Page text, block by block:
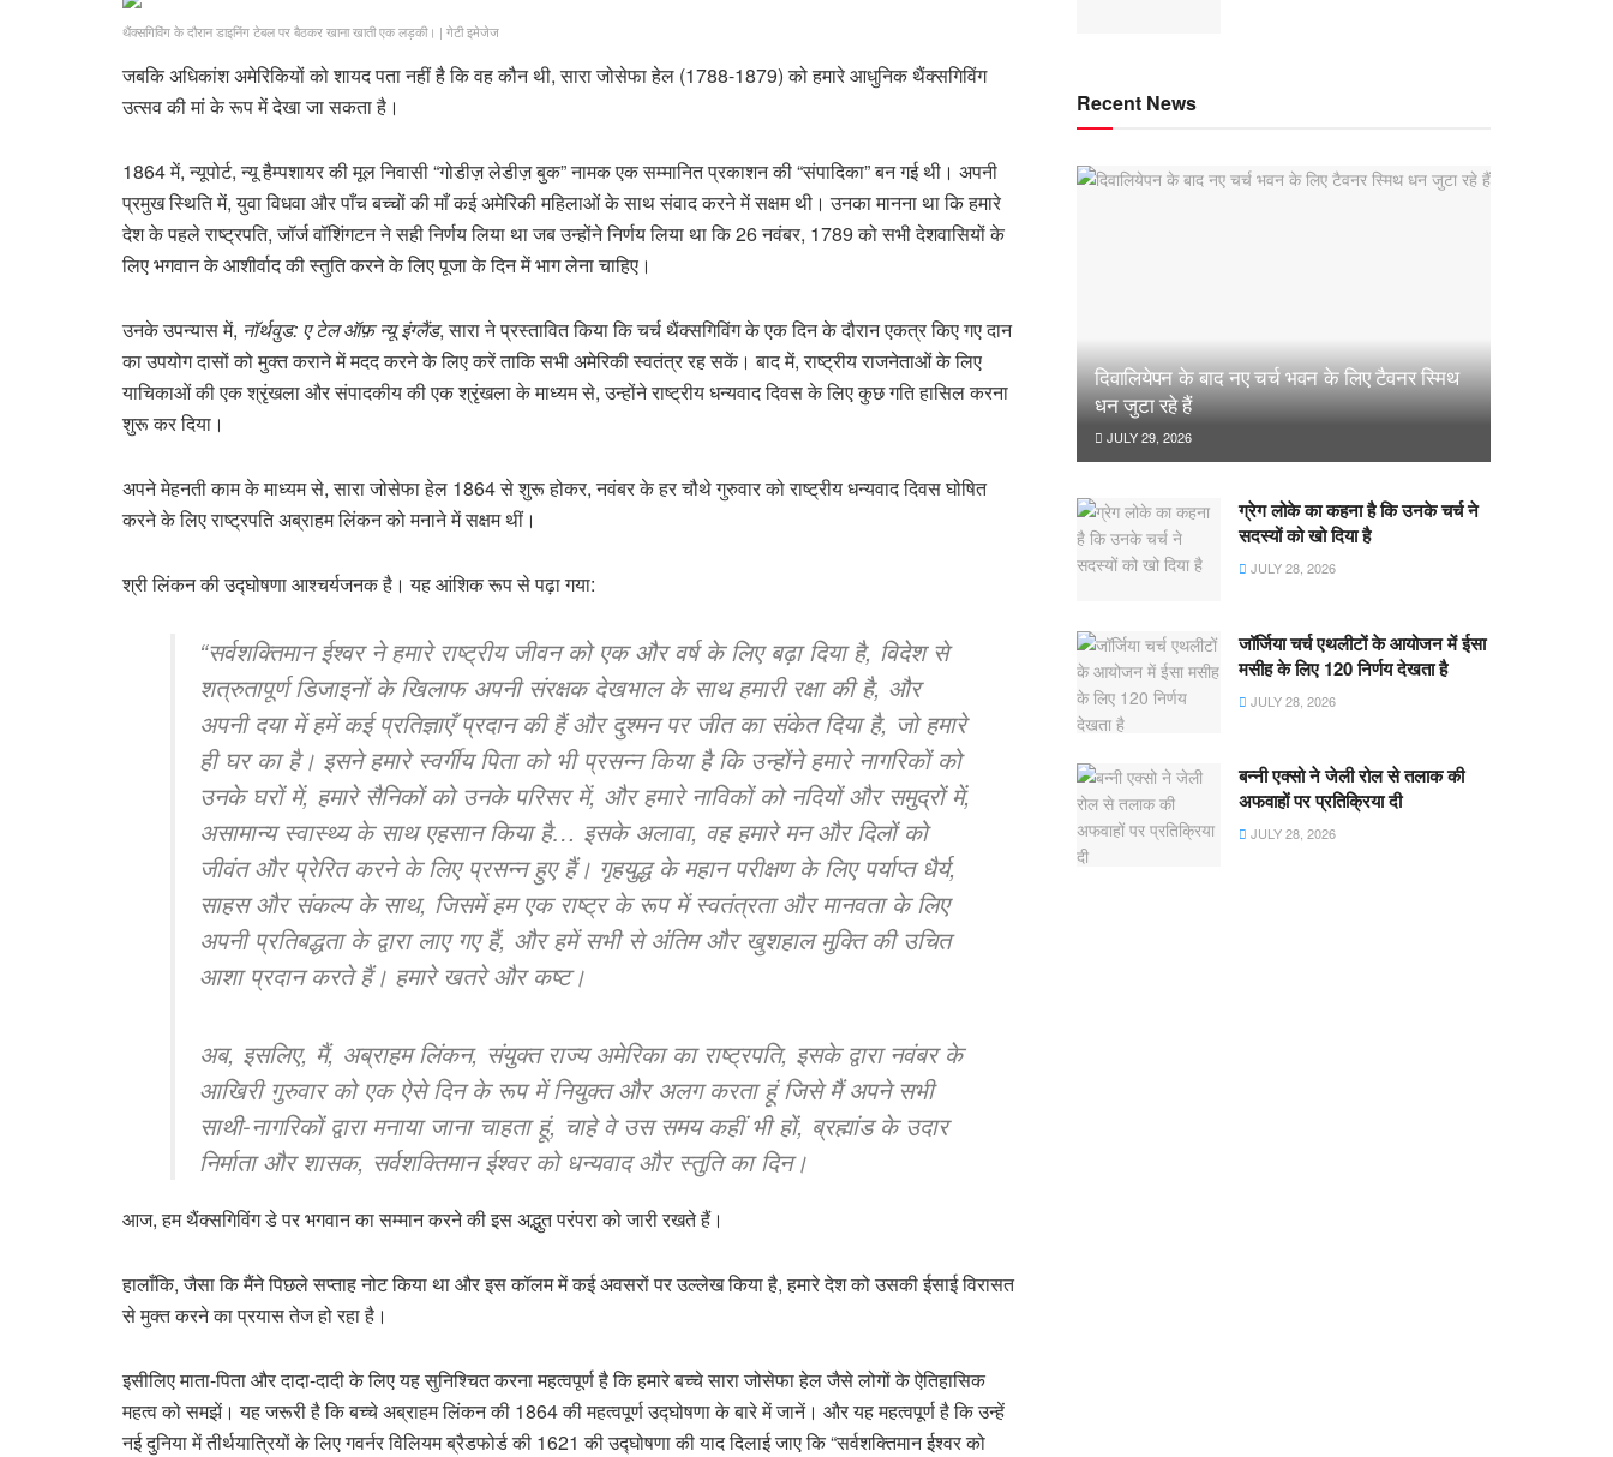
थैंक्सगिविंग के दौरान डाइनिंग टेबल पर बैठकर खाना खाती एक लड़की। | गेटी इमेजेज
जबकि अधिकांश अमेरिकियों को शायद पता नहीं है कि वह कौन थी, सारा जोसेफा हेल (1788-1879) को हमारे आधुनिक थैंक्सगिविंग
उत्सव की मां के रूप में देखा जा सकता है।
1864 में, न्यूपोर्ट, न्यू हैम्पशायर की मूल निवासी “गोडीज़ लेडीज़ बुक” नामक एक सम्मानित प्रकाशन की “संपादिका” बन गई थी। अपनी
प्रमुख स्थिति में, युवा विधवा और पाँच बच्चों की माँ कई अमेरिकी महिलाओं के साथ संवाद करने में सक्षम थी। उनका मानना ​​था कि हमारे
देश के पहले राष्ट्रपति, जॉर्ज वॉशिंगटन ने सही निर्णय लिया था जब उन्होंने निर्णय लिया था कि 26 नवंबर, 1789 को सभी देशवासियों के
लिए भगवान के आशीर्वाद की स्तुति करने के लिए पूजा के दिन में भाग लेना चाहिए।
उनके उपन्यास में, नॉर्थवुड: ए टेल ऑफ़ न्यू इंग्लैंड, सारा ने प्रस्तावित किया कि चर्च थैंक्सगिविंग के एक दिन के दौरान एकत्र किए गए दान
का उपयोग दासों को मुक्त कराने में मदद करने के लिए करें ताकि सभी अमेरिकी स्वतंत्र रह सकें। बाद में, राष्ट्रीय राजनेताओं के लिए
याचिकाओं की एक श्रृंखला और संपादकीय की एक श्रृंखला के माध्यम से, उन्होंने राष्ट्रीय धन्यवाद दिवस के लिए कुछ गति हासिल करना
शुरू कर दिया।
अपने मेहनती काम के माध्यम से, सारा जोसेफा हेल 1864 से शुरू होकर, नवंबर के हर चौथे गुरुवार को राष्ट्रीय धन्यवाद दिवस घोषित
करने के लिए राष्ट्रपति अब्राहम लिंकन को मनाने में सक्षम थीं।
श्री लिंकन की उद्घोषणा आश्चर्यजनक है। यह आंशिक रूप से पढ़ा गया:
“सर्वशक्तिमान ईश्वर ने हमारे राष्ट्रीय जीवन को एक और वर्ष के लिए बढ़ा दिया है, विदेश से
शत्रुतापूर्ण डिजाइनों के खिलाफ अपनी संरक्षक देखभाल के साथ हमारी रक्षा की है, और
अपनी दया में हमें कई प्रतिज्ञाएँ प्रदान की हैं और दुश्मन पर जीत का संकेत दिया है, जो हमारे
ही घर का है। इसने हमारे स्वर्गीय पिता को भी प्रसन्न किया है कि उन्होंने हमारे नागरिकों को
उनके घरों में, हमारे सैनिकों को उनके परिसर में, और हमारे नाविकों को नदियों और समुद्रों में,
असामान्य स्वास्थ्य के साथ एहसान किया है… इसके अलावा, वह हमारे मन और दिलों को
जीवंत और प्रेरित करने के लिए प्रसन्न हुए हैं। गृहयुद्ध के महान परीक्षण के लिए पर्याप्त धैर्य,
साहस और संकल्प के साथ, जिसमें हम एक राष्ट्र के रूप में स्वतंत्रता और मानवता के लिए
अपनी प्रतिबद्धता के द्वारा लाए गए हैं, और हमें सभी से अंतिम और खुशहाल मुक्ति की उचित
आशा प्रदान करते हैं। हमारे खतरे और कष्ट।
अब, इसलिए, मैं, अब्राहम लिंकन, संयुक्त राज्य अमेरिका का राष्ट्रपति, इसके द्वारा नवंबर के
आखिरी गुरुवार को एक ऐसे दिन के रूप में नियुक्त और अलग करता हूं जिसे मैं अपने सभी
साथी-नागरिकों द्वारा मनाया जाना चाहता हूं, चाहे वे उस समय कहीं भी हों, ब्रह्मांड के उदार
निर्माता और शासक, सर्वशक्तिमान ईश्वर को धन्यवाद और स्तुति का दिन।
आज, हम थैंक्सगिविंग डे पर भगवान का सम्मान करने की इस अद्भुत परंपरा को जारी रखते हैं।
हालाँकि, जैसा कि मैंने पिछले सप्ताह नोट किया था और इस कॉलम में कई अवसरों पर उल्लेख किया है, हमारे देश को उसकी ईसाई विरासत
से मुक्त करने का प्रयास तेज हो रहा है।
इसीलिए माता-पिता और दादा-दादी के लिए यह सुनिश्चित करना महत्वपूर्ण है कि हमारे बच्चे सारा जोसेफा हेल जैसे लोगों के ऐतिहासिक
महत्व को समझें। यह जरूरी है कि बच्चे अब्राहम लिंकन की 1864 की महत्वपूर्ण उद्घोषणा के बारे में जानें। और यह महत्वपूर्ण है कि उन्हें
नई दुनिया में तीर्थयात्रियों के लिए गवर्नर विलियम ब्रैडफोर्ड की 1621 की उद्घोषणा की याद दिलाई जाए कि “सर्वशक्तिमान ईश्वर को
Recent News
दिवालियेपन के बाद नए चर्च भवन के लिए टैवनर स्मिथ
धन जुटा रहे हैं
JULY 29, 2026
ग्रेग लोके का कहना है कि उनके चर्च ने
सदस्यों को खो दिया है
JULY 28, 2026
जॉर्जिया चर्च एथलीटों के आयोजन में ईसा
मसीह के लिए 120 निर्णय देखता है
JULY 28, 2026
बन्नी एक्सो ने जेली रोल से तलाक की
अफवाहों पर प्रतिक्रिया दी
JULY 28, 2026